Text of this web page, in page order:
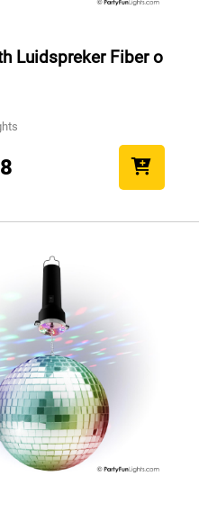
Luidspreker Fiber o